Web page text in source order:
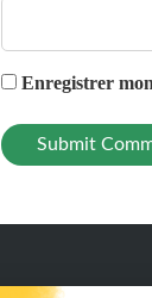
Enregistrer